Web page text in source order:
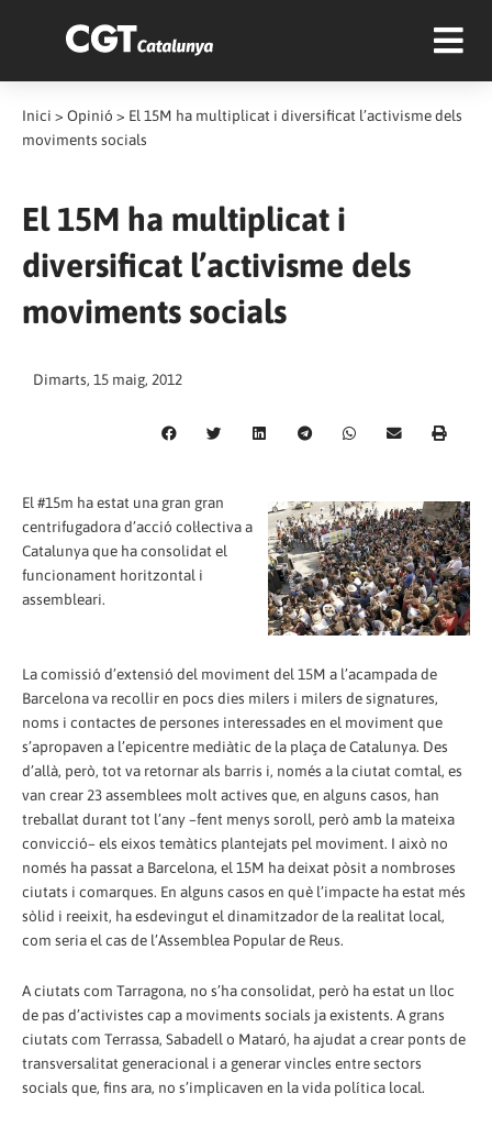
Inici > Opinió > El 15M ha multiplicat i diversificat l’activisme dels
moviments socials
El 15M ha multiplicat i
diversificat l’activisme dels
moviments socials
Dimarts, 15 maig, 2012
El #15m ha estat una gran gran
centrifugadora d’acció col·lectiva a
Catalunya que ha consolidat el
funcionament horitzontal i
assembleari.
La comissió d’extensió del moviment del 15M a l’acampada de
Barcelona va recollir en pocs dies milers i milers de signatures,
noms i contactes de persones interessades en el moviment que
s’apropaven a l’epicentre mediàtic de la plaça de Catalunya. Des
d’allà, però, tot va retornar als barris i, només a la ciutat comtal, es
van crear 23 assemblees molt actives que, en alguns casos, han
treballat durant tot l’any –fent menys soroll, però amb la mateixa
convicció– els eixos temàtics plantejats pel moviment. I això no
només ha passat a Barcelona, el 15M ha deixat pòsit a nombroses
ciutats i comarques. En alguns casos en què l’impacte ha estat més
sòlid i reeixit, ha esdevingut el dinamitzador de la realitat local,
com seria el cas de l’Assemblea Popular de Reus.
A ciutats com Tarragona, no s’ha consolidat, però ha estat un lloc
de pas d’activistes cap a moviments socials ja existents. A grans
ciutats com Terrassa, Sabadell o Mataró, ha ajudat a crear ponts de
transversalitat generacional i a generar vincles entre sectors
socials que, fins ara, no s’implicaven en la vida política local.